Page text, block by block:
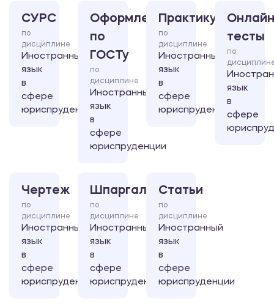
СУРС
по
дисциплине
Иностранный
язык
в
сфере
юриспруденции
Оформление
по
ГОСТу
по
дисциплине
Иностранный
язык
в
сфере
юриспруденции
Практикум
по
дисциплине
Иностранный
язык
в
сфере
юриспруденции
тесты
по
язык
в
сфере
Чертеж
по
дисциплине
Иностранный
язык
в
сфере
юриспруденции
Шпаргалка
по
дисциплине
Иностранный
язык
в
сфере
юриспруденции
Статьи
по
дисциплине
Иностранный
язык
в
сфере
юриспруденции